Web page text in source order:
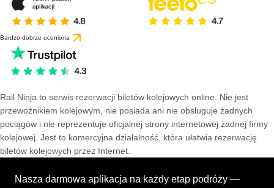
Bardzo dobrze oceniona
Rail Ninja to serwis rezerwacji biletów kolejowych online. Nie jest
przewoźnikiem kolejowym, nie posiada ani nie obsługuje żadnych
pociągów i nie reprezentuje oficjalnej strony internetowej żadnej firmy
kolejowej. Jest to komercyjna działalność, która ułatwia rezerwację
biletów kolejowych przez Internet.
Nasza darmowa aplikacja na każdy etap podróży —